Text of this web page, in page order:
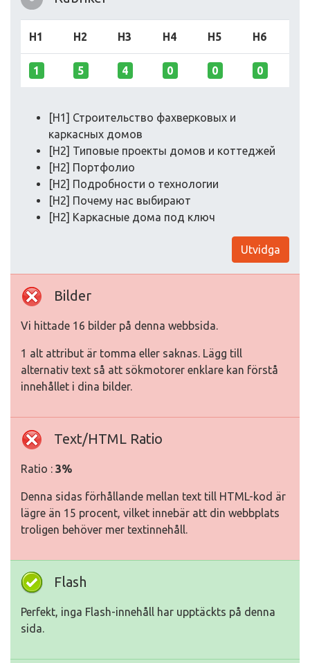
H1 H2 H3 H4 H5 H6
1 5 4 0 0 0
[H1] Строительство фахверковых и
каркасных домов
[H2] Типовые проекты домов и коттеджей
[H2] Портфолио
[H2] Подробности о технологии
[H2] Почему нас выбирают
[H2] Каркасные дома под ключ
Utvidga
Bilder
Vi hittade 16 bilder på denna webbsida.
1 alt attribut är tomma eller saknas. Lägg till
alternativ text så att sökmotorer enklare kan förstå
innehållet i dina bilder.
Text/HTML Ratio
Ratio : 3%
Denna sidas förhållande mellan text till HTML-kod är
lägre än 15 procent, vilket innebär att din webbplats
troligen behöver mer textinnehåll.
Flash
Perfekt, inga Flash-innehåll har upptäckts på denna
sida.